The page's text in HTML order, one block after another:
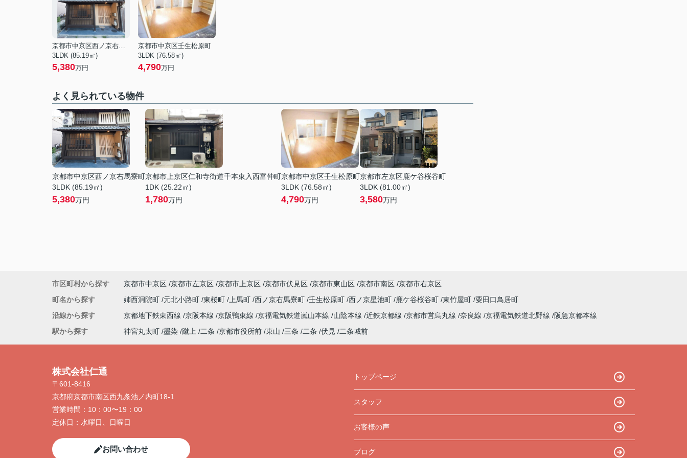
京都市中京区西ノ京右馬寮町
3LDK (85.19㎡)
5,380万円
京都市中京区壬生松原町
3LDK (76.58㎡)
4,790万円
よく見られている物件
京都市中京区西ノ京右馬寮町
3LDK (85.19㎡)
5,380万円
京都市上京区仁和寺街道千本東入西富仲町
1DK (25.22㎡)
1,780万円
京都市中京区壬生松原町
3LDK (76.58㎡)
4,790万円
京都市左京区鹿ケ谷桜谷町
3LDK (81.00㎡)
3,580万円
市区町村から探す 京都市中京区 京都市左京区 京都市上京区 京都市伏見区 京都市東山区 京都市南区 京都市右京区
町名から探す
姉西洞院町 元北小路町 東桜町 上馬町 西ノ京右馬寮町 壬生松原町 西ノ京星池町 鹿ケ谷桜谷町 東竹屋町 粟田口鳥居町
沿線から探す
京都地下鉄東西線 京阪本線 京阪鴨東線 京福電気鉄道嵐山本線 山陰本線 近鉄京都線 京都市営烏丸線 奈良線 京福電気鉄道北野線
阪急京都本線
駅から探す
神宮丸太町 墨染 蹴上 二条 京都市役所前 東山 三条 二条 伏見 二条城前
株式会社仁通
〒601-8416
京都府京都市南区西九条池ノ内町18-1
営業時間： 10：00〜19：00
定休日： 水曜日、日曜日
お問い合わせ
トップページ
スタッフ
お客様の声
ブログ